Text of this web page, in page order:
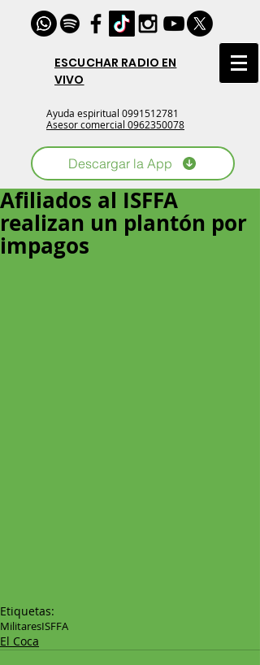
ESCUCHAR RADIO EN
VIVO
Ayuda espiritual 0991512781
Asesor comercial 0962350078
Descargar la App
Afiliados al ISFFA
realizan un plantón por
impagos
Etiquetas:
MilitaresISFFA
El Coca